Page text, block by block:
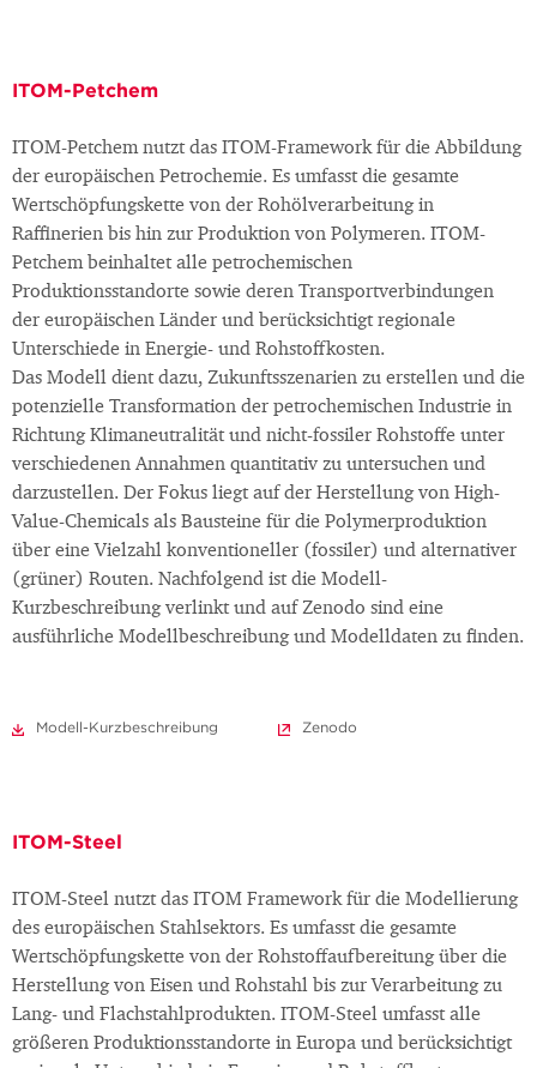
ITOM-Petchem
ITOM-Petchem nutzt das ITOM-Framework für die Abbildung
der europäischen Petrochemie. Es umfasst die gesamte
Wertschöpfungskette von der Rohölverarbeitung in
Raffinerien bis hin zur Produktion von Polymeren. ITOM-
Petchem beinhaltet alle petrochemischen
Produktionsstandorte sowie deren Transportverbindungen
der europäischen Länder und berücksichtigt regionale
Unterschiede in Energie- und Rohstoffkosten.
Das Modell dient dazu, Zukunftsszenarien zu erstellen und die
potenzielle Transformation der petrochemischen Industrie in
Richtung Klimaneutralität und nicht-fossiler Rohstoffe unter
verschiedenen Annahmen quantitativ zu untersuchen und
darzustellen. Der Fokus liegt auf der Herstellung von High-
Value-Chemicals als Bausteine für die Polymerproduktion
über eine Vielzahl konventioneller (fossiler) und alternativer
(grüner) Routen. Nachfolgend ist die Modell-
Kurzbeschreibung verlinkt und auf Zenodo sind eine
ausführliche Modellbeschreibung und Modelldaten zu finden.
Modell-Kurzbeschreibung Zenodo
ITOM-Steel
ITOM-Steel nutzt das ITOM Framework für die Modellierung
des europäischen Stahlsektors. Es umfasst die gesamte
Wertschöpfungskette von der Rohstoffaufbereitung über die
Herstellung von Eisen und Rohstahl bis zur Verarbeitung zu
Lang- und Flachstahlprodukten. ITOM-Steel umfasst alle
größeren Produktionsstandorte in Europa und berücksichtigt